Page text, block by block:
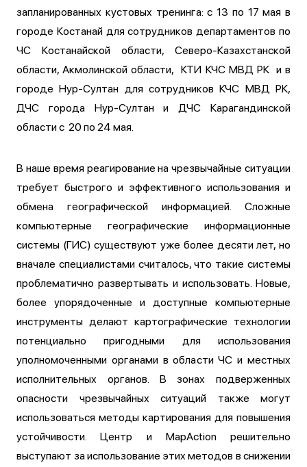
запланированных кустовых тренинга: с 13 по 17 мая в
городе Костанай для сотрудников департаментов по
ЧС Костанайской области, Северо-Казахстанской
области, Акмолинской области, КТИ КЧС МВД РК и в
городе Нур-Султан для сотрудников КЧС МВД РК,
ДЧС города Нур-Султан и ДЧС Карагандинской
области с 20 по 24 мая.
В наше время реагирование на чрезвычайные ситуации
требует быстрого и эффективного использования и
обмена географической информацией. Сложные
компьютерные географические информационные
системы (ГИС) существуют уже более десяти лет, но
вначале специалистами считалось, что такие системы
проблематично развертывать и использовать. Новые,
более упорядоченные и доступные компьютерные
инструменты делают картографические технологии
потенциально пригодными для использования
уполномоченными органами в области ЧС и местных
исполнительных органов. В зонах подверженных
опасности чрезвычайных ситуаций также могут
использоваться методы картирования для повышения
устойчивости. Центр и MapAction решительно
выступают за использование этих методов в снижении